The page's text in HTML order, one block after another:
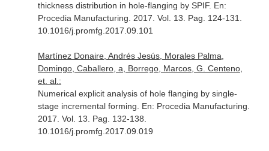
thickness distribution in hole-flanging by SPIF. En:
Procedia Manufacturing . 2017. Vol. 13. Pag. 124-131.
10.1016/j.promfg.2017.09.101
Martínez Donaire, Andrés Jesús, Morales Palma,
Domingo, Caballero, a, Borrego, Marcos, G. Centeno,
et. al.:
Numerical explicit analysis of hole flanging by single-
stage incremental forming. En: Procedia Manufacturing
2017. Vol. 13. Pag. 132-138.
10.1016/j.promfg.2017.09.019